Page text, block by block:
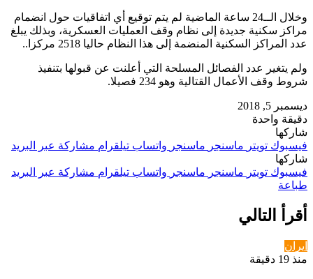
وخلال الــ24 ساعة الماضية لم يتم توقيع أي اتفاقيات حول انضمام
مراكز سكنية جديدة إلى نظام وقف العمليات العسكرية، وبذلك يبلغ
عدد المراكز السكنية المنضمة إلى هذا النظام حاليا 2518 مركزا..
ولم يتغير عدد الفصائل المسلحة التي أعلنت عن قبولها بتنفيذ
شروط وقف الأعمال القتالية وهو 234 فصيلا.
ديسمبر 5, 2018
دقيقة واحدة
شاركها
فيسبوك تويتر ماسنجر ماسنجر واتساب تيلقرام مشاركة عبر البريد
شاركها
فيسبوك تويتر ماسنجر ماسنجر واتساب تيلقرام مشاركة عبر البريد
طباعة
أقرأ التالي
ايران
منذ 19 دقيقة